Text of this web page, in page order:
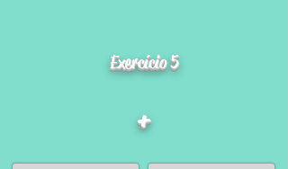
Exercício 5
+